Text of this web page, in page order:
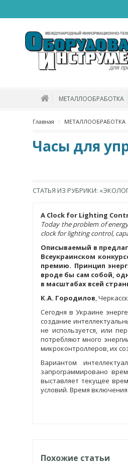
МЕТАЛЛООБРАБОТКА
Главная МЕТАЛЛООБРАБОТКА
Часы для
СТАТЬЯ ИЗ РУБРИКИ:
A Clock for Lighting
Today the problem of
clock for lighting control,
Описываемый в
Всеукраинском
премию. Принцип
вроде бы сам собой,
в масштабах всей
К.А. Городилов,
Сегодня в Украине
создание
не используется, или
потребляют много
микроконтроллеров, их
Вариантом
запрограммировано
выставляет текущее
условий. Время
Похожие статьи